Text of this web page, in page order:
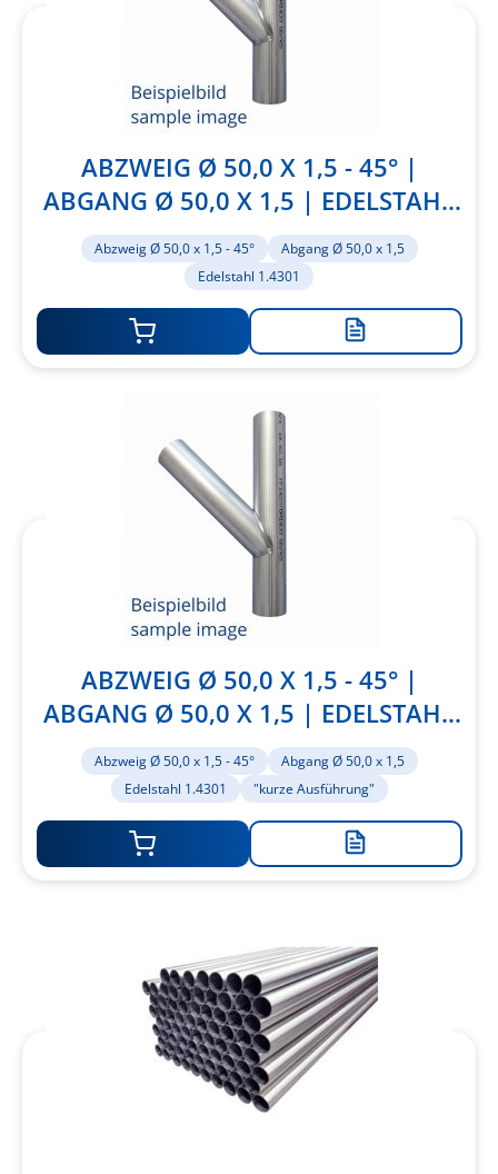
ABZWEIG Ø 50,0 X 1,5 - 45° |
ABGANG Ø 50,0 X 1,5 | EDELSTAHL
1.4301
Abzweig Ø 50,0 x 1,5 - 45°
Abgang Ø 50,0 x 1,5
Edelstahl 1.4301
Zur
ABZWEIG Ø 50,0 X 1,5 - 45° |
ABGANG Ø 50,0 X 1,5 | EDELSTAHL
1.4301 | "KURZE AUSFÜHRUNG"
Abzweig Ø 50,0 x 1,5 - 45°
Abgang Ø 50,0 x 1,5
Edelstahl 1.4301
"kurze Ausführung"
Zur
hinzufügen